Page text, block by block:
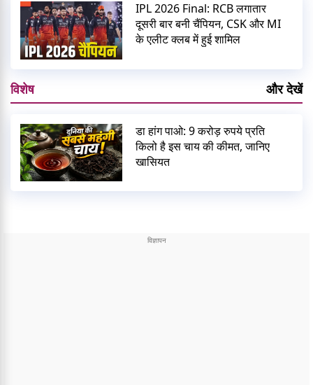
IPL 2026 Final: RCB लगातार
दूसरी बार बनी चैंपियन, CSK और MI
के एलीट क्लब में हुई शामिल
विशेष और देखें
डा हांग पाओ: 9 करोड़ रुपये प्रति
किलो है इस चाय की कीमत, जानिए
खासियत